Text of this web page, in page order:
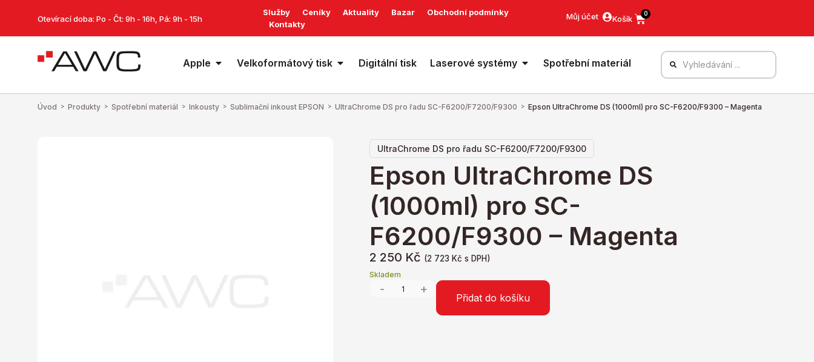
Otevírací doba: Po - Čt: 9h - 16h, Pá: 9h - 15h
Služby Ceníky Aktuality Bazar
Obchodní podmínky
Kontakty
Můj účet 0
Apple Velkoformátový tisk Digitální tisk Laserové systémy Spotřební materiál
Úvod > Produkty > Spotřební materiál > Inkousty > Sublimační inkoust EPSON > UltraChrome DS pro řadu SC-F6200/F7200/F9300 > Epson UltraChrome DS (1000ml) pro SC-F6200/F9300 – Magenta
UltraChrome DS pro řadu SC-F6200/F7200/F9300
Epson UltraChrome DS
(1000ml) pro SC-
F6200/F9300 – Magenta
2 250 Kč (2 723 Kč s DPH)
Skladem
- +
Přidat do košíku